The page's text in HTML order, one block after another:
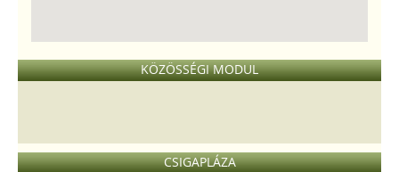
KÖZÖSSÉGI MODUL
CSIGAPLÁZA